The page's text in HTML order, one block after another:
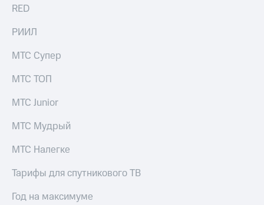
С картой
Деньги
Накопления
Откладывайте
и получайте
Платежи
переводы
Обзоры
до 40%
на смартфоны
покупке
МТС
RED
РИИЛ
МТС Супер
МТС ТОП
МТС Junior
МТС Мудрый
МТС Налегке
Тарифы для спутникового ТВ
Год на максимуме